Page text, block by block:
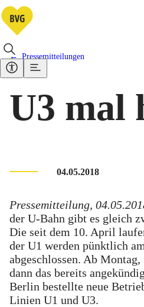
Pressemitteilungen
U3 mal
04.05.2018
Pressemitteilung,
der U-Bahn gibt es gleich
Die seit dem 10. April
der U1 werden pünktlich
abgeschlossen. Ab
dann das bereits
Berlin bestellte neue
Linien U1 und U3.